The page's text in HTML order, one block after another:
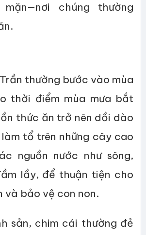
chúng thường
thường bước vào mùa
thời điểm mùa mưa bắt
thức ăn trở nên dồi dào
tổ trên những cây cao
nguồn nước như sông,
lầy, để thuận tiện cho
và bảo vệ con non.
sản, chim cái thường đẻ